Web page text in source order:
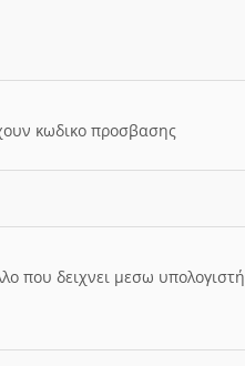
κωδικο προσβασης
που δειχνει μεσω υπολογιστή